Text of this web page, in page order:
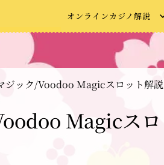
オンラインカジノ解説
ジック/Voodoo Magicスロット解説
Magicスロ